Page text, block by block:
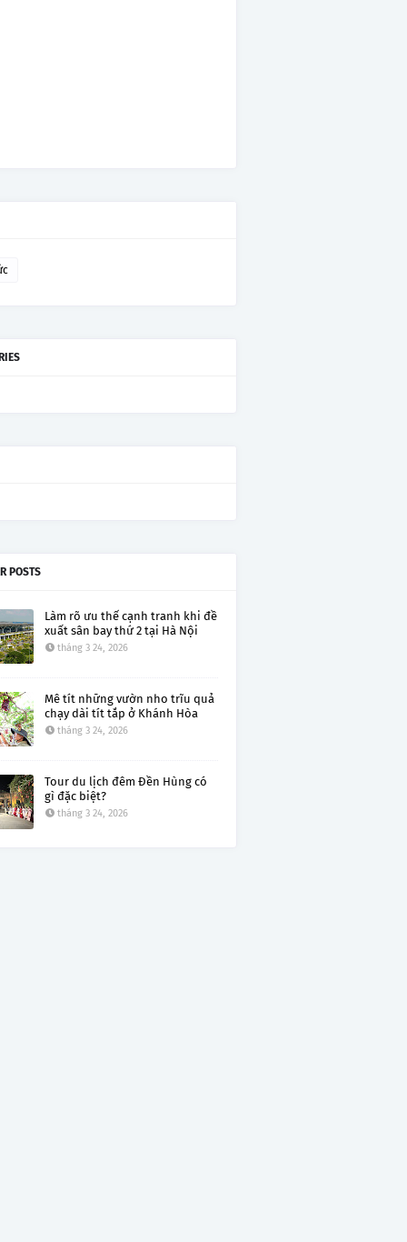
POSTS
Làm rõ ưu thế cạnh tranh khi đề
xuất sân bay thứ 2 tại Hà Nội
tháng 3 24, 2026
Mê tít những vườn nho trĩu quả
chạy dài tít tắp ở Khánh Hòa
tháng 3 24, 2026
Tour du lịch đêm Đền Hùng có
gì đặc biệt?
tháng 3 24, 2026